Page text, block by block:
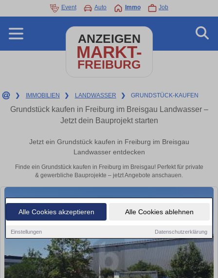
Alle Cookies akzeptieren Alle Cookies ablehnen
Einstellungen Datenschutzerklärung
Event Auto Immo Job
ANZEIGEN
MARKT-
FREIBURG
❯ IMMOBILIEN ❯ LANDWASSER ❯ GRUNDSTÜCK-KAUFEN
Grundstück kaufen in Freiburg im Breisgau Landwasser –
Jetzt dein Bauprojekt starten
Jetzt ein Grundstück kaufen in Freiburg im Breisgau
Landwasser entdecken
Finde ein Grundstück kaufen in Freiburg im Breisgau! Perfekt für private
& gewerbliche Bauprojekte – jetzt Angebote anschauen.